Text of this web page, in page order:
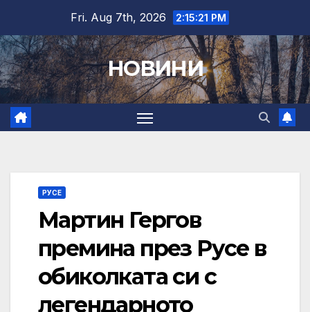
content
Fri. Aug 7th, 2026 2:15:22 PM
НОВИНИ
РУСЕ
Мартин Гергов
премина през Русе в
обиколката си с
легендарното